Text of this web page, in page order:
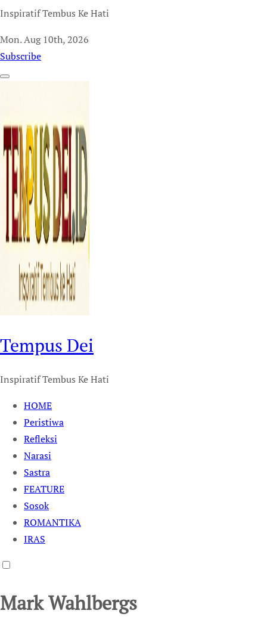
Inspiratif Tembus Ke Hati
Mon. Aug 10th, 2026
Subscribe
Tempus Dei
Inspiratif Tembus Ke Hati
HOME
Peristiwa
Refleksi
Narasi
Sastra
FEATURE
Sosok
ROMANTIKA
IRAS
Mark Wahlbergs